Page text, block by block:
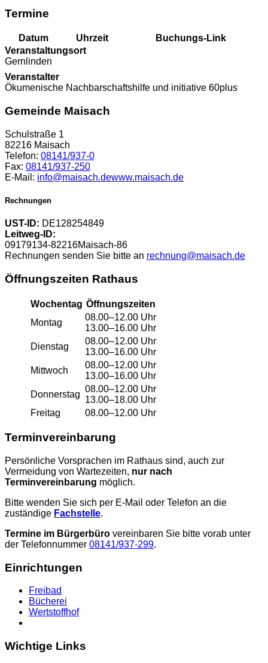
Termine
Datum Uhrzeit
Buchungs-Link
Veranstaltungsort
Gernlinden
Veranstalter
Ökumenische Nachbarschaftshilfe und initiative 60plus
Gemeinde Maisach
Schulstraße 1
82216 Maisach
Telefon: 08141/937-0
Fax: 08141/937-250
E-Mail: info@maisach.dewww.maisach.de
Rechnungen
UST-ID: DE128254849
Leitweg-ID:
09179134-82216Maisach-86
Rechnungen senden Sie bitte an rechnung@maisach.de
Öffnungszeiten Rathaus
Wochentag Öffnungszeiten
Montag
08.00–12.00 Uhr
13.00–16.00 Uhr
Dienstag
08.00–12.00 Uhr
13.00–16.00 Uhr
Mittwoch
08.00–12.00 Uhr
13.00–16.00 Uhr
Donnerstag
08.00–12.00 Uhr
13.00–18.00 Uhr
Freitag
08.00–12.00 Uhr
Terminvereinbarung
Persönliche Vorsprachen im Rathaus sind, auch zur
Vermeidung von Wartezeiten, nur nach
Terminvereinbarung möglich.
Bitte wenden Sie sich per E-Mail oder Telefon an die
zuständige Fachstelle.
Termine im Bürgerbüro vereinbaren Sie bitte vorab unter
der Telefonnummer 08141/937-299.
Einrichtungen
Freibad
Bücherei
Wertstoffhof
Wichtige Links